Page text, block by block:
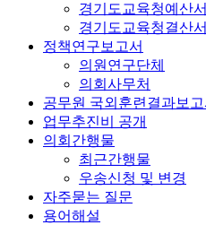
경기도교육청예산서
경기도교육청결산서
정책연구보고서
의원연구단체
의회사무처
공무원 국외훈련결과보고
업무추진비 공개
의회간행물
최근간행물
우송신청 및 변경
자주묻는 질문
용어해설